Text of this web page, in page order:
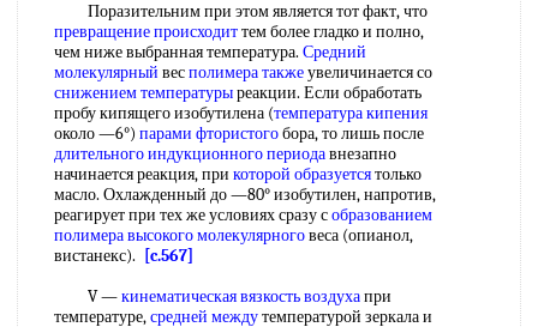
Поразительним при этом является тот факт, что
превращение происходиттем более гладко и полно,
чем ниже выбранная температура. Средний
молекулярный весполимера такжеувеличинается со
снижением температурыреакции. Если обработать
пробу кипящего изобутилена (температура кипения
около —6°) парами фтористогобора, то лишь после
длительного индукционного периодавнезапно
начинается реакция, при которой образуетсятолько
масло. Охлажденный до —80° изобутилен, напротив,
реагирует при тех же условиях сразу собразованием
полимеравысокого молекулярноговеса (опианол,
вистанекс).
[c.567]
V —кинематическая вязкость воздухапри
температуре,средней междутемпературой зеркала и